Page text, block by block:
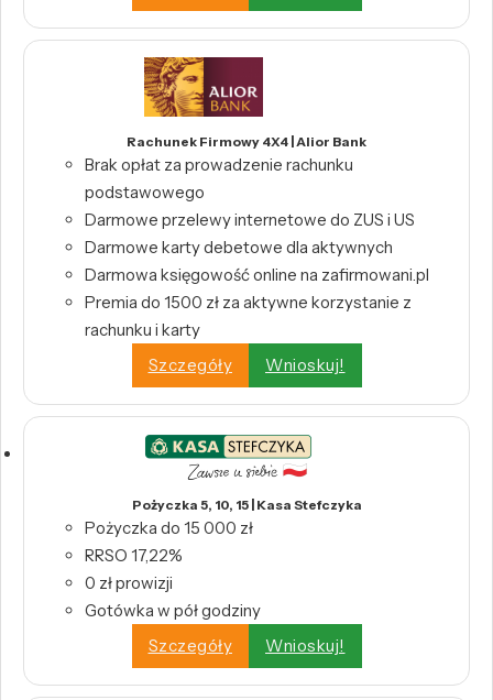
Rachunek Firmowy 4X4 | Alior Bank
Brak opłat za prowadzenie rachunku
podstawowego
Darmowe przelewy internetowe do ZUS i US
Darmowe karty debetowe dla aktywnych
Darmowa księgowość online na zafirmowani.pl
Premia do 1500 zł za aktywne korzystanie z
rachunku i karty
Szczegóły
Wnioskuj!
Pożyczka 5, 10, 15 | Kasa Stefczyka
Pożyczka do 15 000 zł
RRSO 17,22%
0 zł prowizji
Gotówka w pół godziny
Szczegóły
Wnioskuj!